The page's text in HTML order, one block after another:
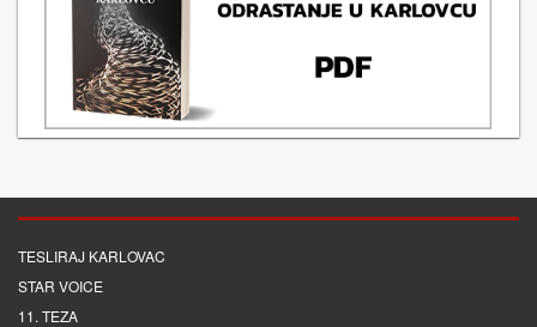
TESLIRAJ KARLOVAC
STAR VOICE
11. TEZA